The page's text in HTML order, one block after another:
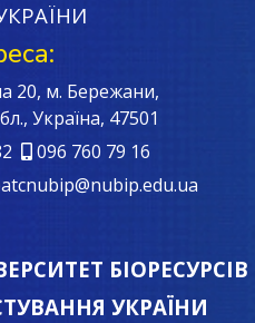
20, м. Бережани,
Україна, 47501
096 760 79 16
БІОРЕСУРСІВ
УКРАЇНИ